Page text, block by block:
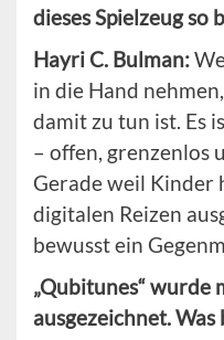
dieses Spielzeug so
Hayri C. Bulman:
in die Hand
damit zu tun ist. Es
– offen, grenzenlos
Gerade weil Kinder
digitalen Reizen
bewusst ein
„Qubitunes“ wurde
ausgezeichnet.